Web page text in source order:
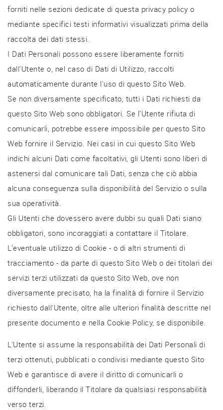
forniti nelle sezioni dedicate di questa privacy policy o
mediante specifici testi informativi visualizzati prima della
raccolta dei dati stessi.
I Dati Personali possono essere liberamente forniti
dall'Utente o, nel caso di Dati di Utilizzo, raccolti
automaticamente durante l'uso di questo Sito Web.
Se non diversamente specificato, tutti i Dati richiesti da
questo Sito Web sono obbligatori. Se l’Utente rifiuta di
comunicarli, potrebbe essere impossibile per questo Sito
Web fornire il Servizio. Nei casi in cui questo Sito Web
indichi alcuni Dati come facoltativi, gli Utenti sono liberi di
astenersi dal comunicare tali Dati, senza che ciò abbia
alcuna conseguenza sulla disponibilità del Servizio o sulla
sua operatività.
Gli Utenti che dovessero avere dubbi su quali Dati siano
obbligatori, sono incoraggiati a contattare il Titolare.
L’eventuale utilizzo di Cookie - o di altri strumenti di
tracciamento - da parte di questo Sito Web o dei titolari dei
servizi terzi utilizzati da questo Sito Web, ove non
diversamente precisato, ha la finalità di fornire il Servizio
richiesto dall'Utente, oltre alle ulteriori finalità descritte nel
presente documento e nella Cookie Policy, se disponibile.
L'Utente si assume la responsabilità dei Dati Personali di
terzi ottenuti, pubblicati o condivisi mediante questo Sito
Web e garantisce di avere il diritto di comunicarli o
diffonderli, liberando il Titolare da qualsiasi responsabilità
verso terzi.